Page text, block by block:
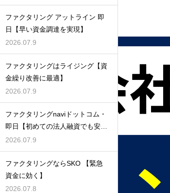
ファクタリング アットライン 即
日【早い資金調達を実現】
2026.07.9
ファクタリングはライジング【資
金繰り改善に最適】
2026.07.9
ファクタリングnaviドットコム・
即日【初めての法人融資でも安
心】
2026.07.9
ファクタリングならSKO 【緊急
資金に効く】
2026.07.8